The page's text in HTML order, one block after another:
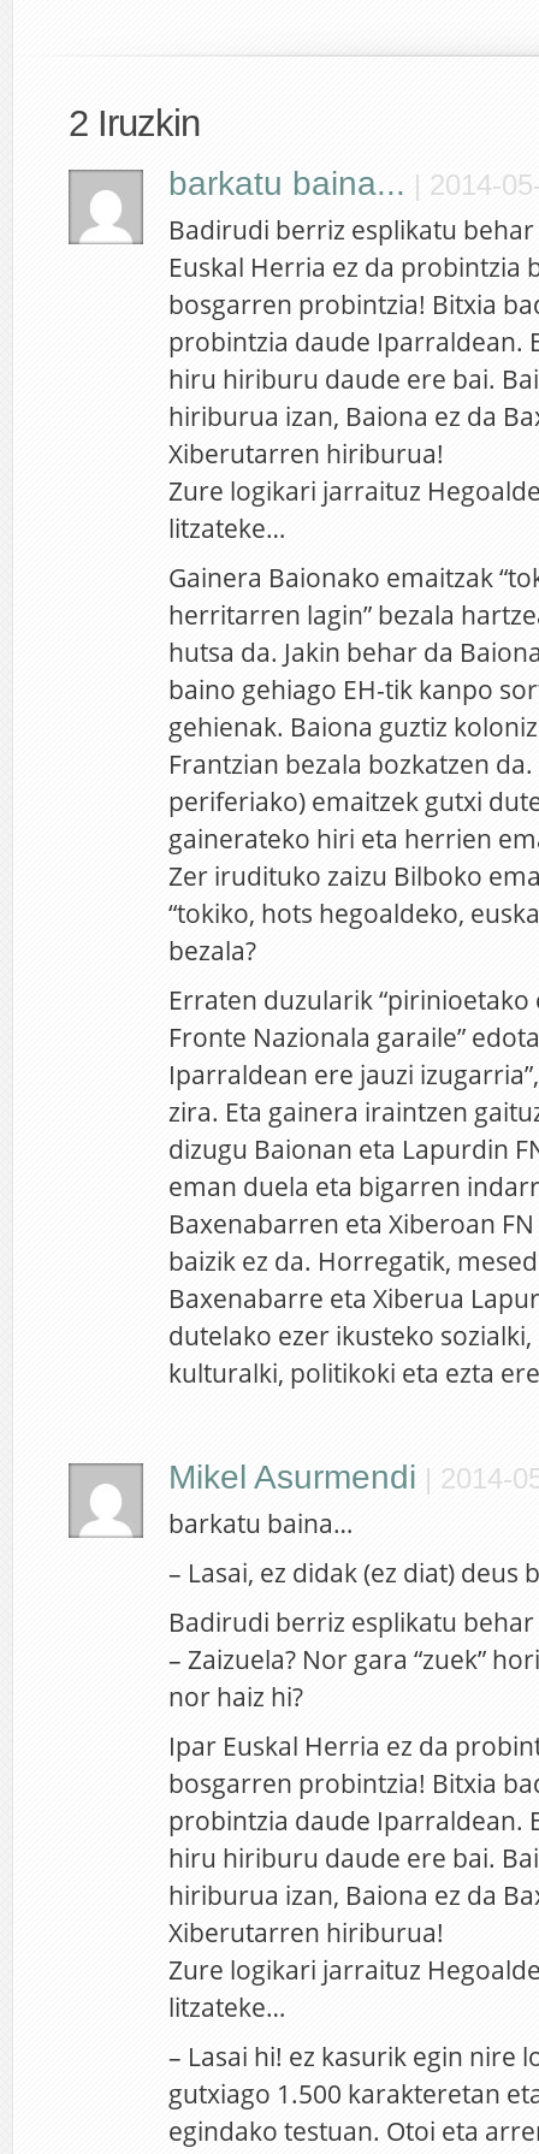
2 Iruzkin
barkatu baina... | 2014-
Badirudi berriz esplikatu
Euskal Herria ez da probintzia
bosgarren probintzia! Bitxia
probintzia daude Iparraldean.
hiru hiriburu daude ere bai.
hiriburua izan, Baiona ez da
Xiberutarren hiriburua!
Zure logikari jarraituz
litzateke…
Gainera Baionako emaitzak
herritarren lagin” bezala
hutsa da. Jakin behar da
baino gehiago EH-tik kanpo
gehienak. Baiona guztiz
Frantzian bezala bozkatzen
periferiako) emaitzek gutxi
gainerateko hiri eta herrien
Zer irudituko zaizu Bilboko
“tokiko, hots hegoaldeko,
bezala?
Erraten duzularik
Fronte Nazionala garaile”
Iparraldean ere jauzi
zira. Eta gainera iraintzen
dizugu Baionan eta Lapurdin
eman duela eta bigarren
Baxenabarren eta Xiberoan
baizik ez da. Horregatik,
Baxenabarre eta Xiberua
dutelako ezer ikusteko
kulturalki, politikoki eta ezta
Mikel Asurmendi | 2014-
barkatu baina…
– Lasai, ez didak (ez diat) deus
Badirudi berriz esplikatu behar
– Zaizuela? Nor gara “zuek”
nor haiz hi?
Ipar Euskal Herria ez da
bosgarren probintzia! Bitxia
probintzia daude Iparraldean.
hiru hiriburu daude ere bai.
hiriburua izan, Baiona ez da
Xiberutarren hiriburua!
Zure logikari jarraituz
litzateke…
– Lasai hi! ez kasurik egin nire
gutxiago 1.500 karakteretan
egindako testuan. Otoi eta